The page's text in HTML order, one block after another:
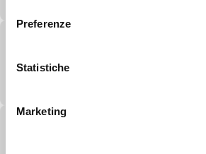
Preferenze
Statistiche
Marketing